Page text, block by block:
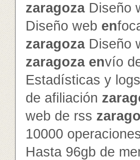
zaragozaDiseño
Diseño web en
zaragozaDiseño
zaragoza envío
Estadísticas y
de afiliación
web de rss
10000
Hasta 96gb de